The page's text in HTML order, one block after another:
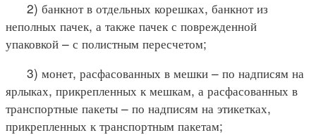
2) банкнот в отдельных корешках, банкнот из
неполных пачек, а также пачек с поврежденной
упаковкой – с полистным пересчетом;
3) монет, расфасованных в мешки – по надписям на
ярлыках, прикрепленных к мешкам, а расфасованных в
транспортные пакеты – по надписям на этикетках,
прикрепленных к транспортным пакетам;